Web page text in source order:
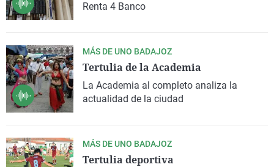
Renta 4 Banco
MÁS DE UNO BADAJOZ
Tertulia de la Academia
La Academia al completo analiza la
actualidad de la ciudad
MÁS DE UNO BADAJOZ
Tertulia deportiva